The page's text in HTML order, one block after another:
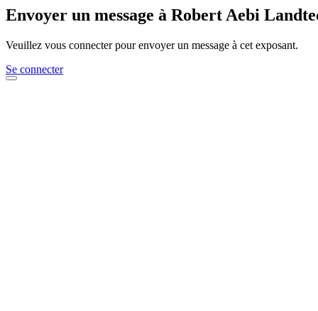
Envoyer un message à Robert Aebi
Veuillez vous connecter pour envoyer un message à cet exposant.
Se connecter